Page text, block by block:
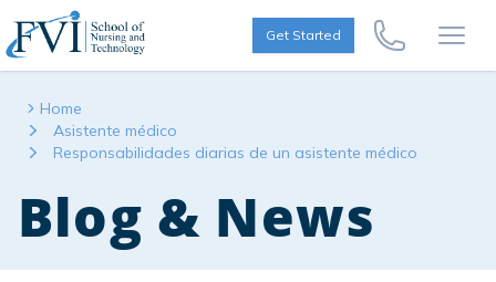
Skip to content
FVI School of Nursing
Get Started
Call Us Now
Home
Asistente médico
Responsabilidades diarias de un asistente médico
Blog & News